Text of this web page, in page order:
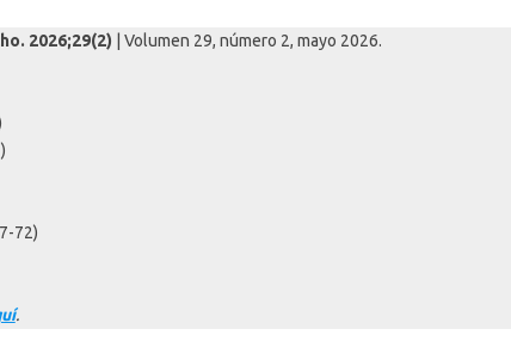
2026;29(2)
| Volumen 29, número 2, mayo 2026.
72)
.